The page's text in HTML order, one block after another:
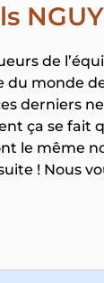
de
monde de
derniers
ça se fait
le même
! Nous